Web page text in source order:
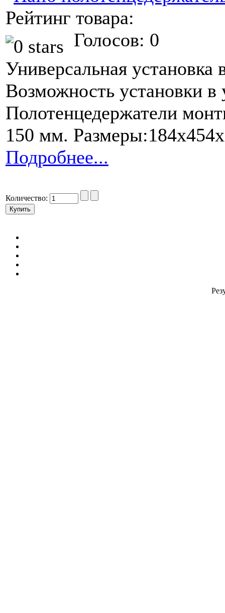
Рейтинг товара:
Голосов: 0
Универсальная
Возможность установки
Полотенцедержатели
150 мм.
Подробнее...
Количество: